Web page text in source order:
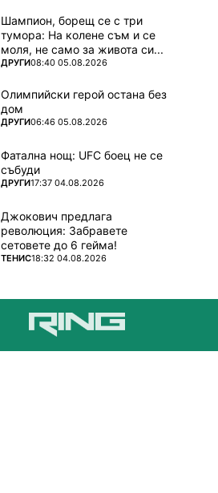
Шампион, борещ се с три
тумора: На колене съм и се
моля, не само за живота си...
ПОВЕЧЕ ОТ
ДРУГИ08:40 05.08.2026
Олимпийски герой остана без
дом
ПОВЕЧЕ ОТ
ДРУГИ06:46 05.08.2026
Фатална нощ: UFC боец не се
събуди
ПОВЕЧЕ ОТ
ДРУГИ17:37 04.08.2026
Джокович предлага
революция: Забравете
сетовете до 6 гейма!
ПОВЕЧЕ ОТ
ТЕНИС18:32 04.08.2026